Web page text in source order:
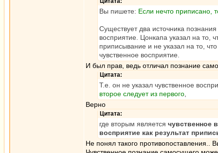
Вы пишете: Если нечто приписано,
Существует два источника
восприятие. Цонкапа указал на то,
приписывание и не указал на то,
чувственное восприятие.
И был прав, ведь отличал познание
Цитата:
Т.е. он не указал чувственное
второе следует из первого
Верно
Цитата:
где вторым является чувственное
восприятие как результат
Не понял такого противопоставления..